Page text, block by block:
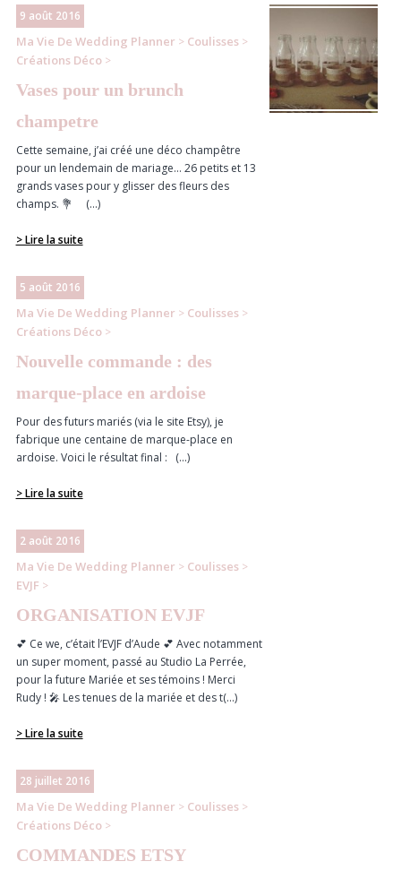
9 août 2016
Ma Vie De Wedding Planner > Coulisses>
Créations Déco>
Vases pour un brunch
champetre
Cette semaine, j’ai créé une déco champêtre
pour un lendemain de mariage… 26 petits et 13
grands vases pour y glisser des fleurs des
champs. 💐 (...)
> Lire la suite
5 août 2016
Ma Vie De Wedding Planner > Coulisses>
Créations Déco>
Nouvelle commande : des
marque-place en ardoise
Pour des futurs mariés (via le site Etsy), je
fabrique une centaine de marque-place en
ardoise. Voici le résultat final : (...)
> Lire la suite
2 août 2016
Ma Vie De Wedding Planner > Coulisses>
EVJF >
ORGANISATION EVJF
💕 Ce we, c’était l’EVJF d’Aude 💕 Avec notamment
un super moment, passé au Studio La Perrée,
pour la future Mariée et ses témoins ! Merci
Rudy ! 🎤 Les tenues de la mariée et des t(...)
> Lire la suite
28 juillet 2016
Ma Vie De Wedding Planner > Coulisses>
Créations Déco>
COMMANDES ETSY